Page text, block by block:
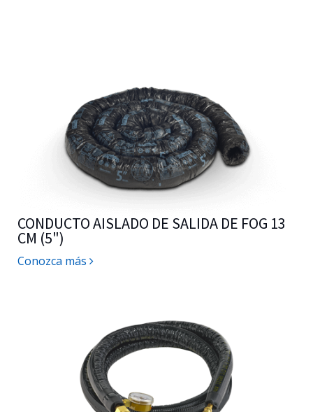
CONDUCTO AISLADO DE SALIDA DE FOG 13
CM (5")
Conozca más